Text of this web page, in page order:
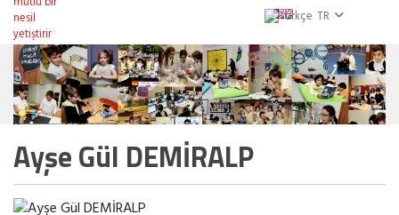
TR
Ayşe Gül DEMİRALP